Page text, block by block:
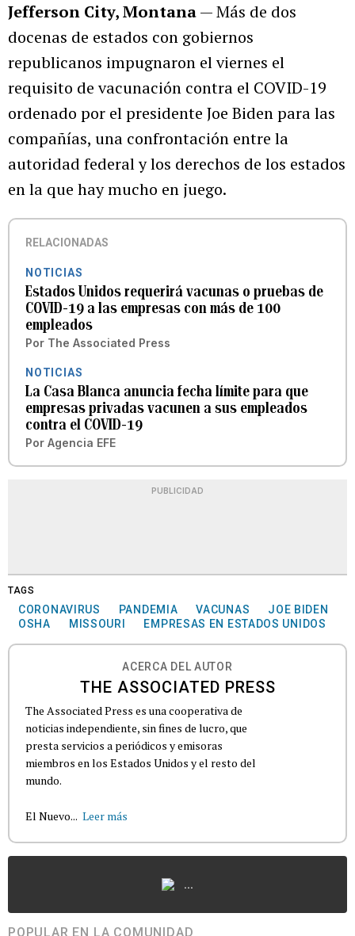
Jefferson City, Montana— Más de dos
docenas de estados con gobiernos
republicanos impugnaron el viernes el
requisito de vacunación contra el COVID-19
ordenado por el presidente Joe Biden para las
compañías, una confrontación entre la
autoridad federal y los derechos de los estados
en la que hay mucho en juego.
RELACIONADAS
NOTICIAS
Estados Unidos requerirá vacunas o pruebas de
COVID-19 a las empresas con más de 100
empleados
Por The Associated Press
NOTICIAS
La Casa Blanca anuncia fecha límite para que
empresas privadas vacunen a sus empleados
contra el COVID-19
Por Agencia EFE
PUBLICIDAD
TAGS
CORONAVIRUS PANDEMIA VACUNAS
JOE BIDEN
OSHA
MISSOURI EMPRESAS EN ESTADOS UNIDOS
ACERCA DEL AUTOR
THE ASSOCIATED PRESS
The Associated Press es una cooperativa de
noticias independiente, sin fines de lucro, que
presta servicios a periódicos y emisoras
miembros en los Estados Unidos y el resto del
mundo.
El Nuevo... Leer más
...
POPULAR EN LA COMUNIDAD